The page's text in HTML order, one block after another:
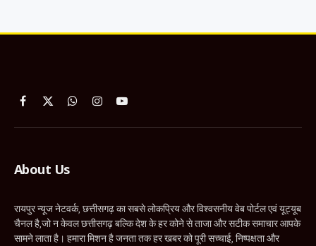
Facebook
X
WhatsApp
InstagramYouTube
About Us
रायपुर न्यूज नेटवर्क, छत्तीसगढ़ का सबसे लोकप्रिय और विश्वसनीय वेब पोर्टल एवं यूट्यूब
चैनल है,जो न केवल छत्तीसगढ़ बल्कि देश के हर कोने से ताजा और सटीक समाचार आपके
सामने लाता है। हमारा मिशन है जनता तक हर खबर को पूरी सच्चाई, निष्पक्षता और